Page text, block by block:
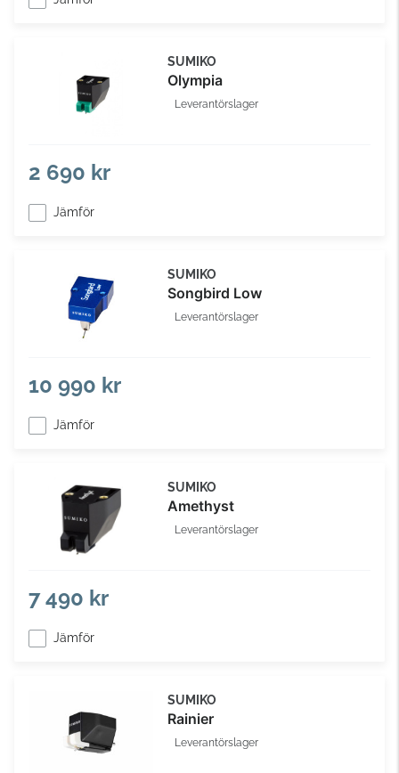
SUMIKO
Olympia
Leverantörslager
2 690 kr
Jämför
SUMIKO
Songbird Low
Leverantörslager
10 990 kr
Jämför
SUMIKO
Amethyst
Leverantörslager
7 490 kr
Jämför
SUMIKO
Rainier
Leverantörslager